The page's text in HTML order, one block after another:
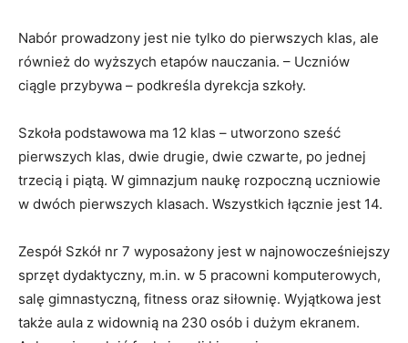
Nabór prowadzony jest nie tylko do pierwszych klas, ale
również do wyższych etapów nauczania. – Uczniów
ciągle przybywa – podkreśla dyrekcja szkoły.
Szkoła podstawowa ma 12 klas – utworzono sześć
pierwszych klas, dwie drugie, dwie czwarte, po jednej
trzecią i piątą. W gimnazjum naukę rozpoczną uczniowie
w dwóch pierwszych klasach. Wszystkich łącznie jest 14.
Zespół Szkół nr 7 wyposażony jest w najnowocześniejszy
sprzęt dydaktyczny, m.in. w 5 pracowni komputerowych,
salę gimnastyczną, fitness oraz siłownię. Wyjątkowa jest
także aula z widownią na 230 osób i dużym ekranem.